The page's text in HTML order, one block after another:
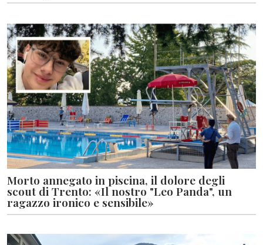
Morto annegato in piscina, il dolore degli
scout di Trento: «Il nostro "Leo Panda", un
ragazzo ironico e sensibile»